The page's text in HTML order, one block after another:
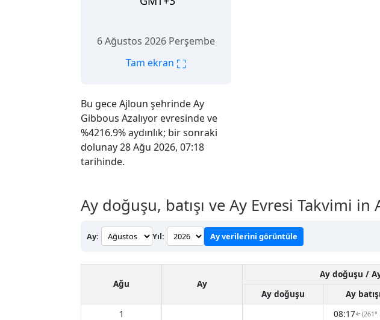
Bu gece Ajloun şehrinde Ay
Gibbous Azalıyor evresinde ve
%4216.9% aydınlık; bir sonraki
dolunay 28 Ağu 2026, 07:18
tarihinde.
6 Ağustos 2026 Perşembe
Tam ekran ⛶
Ay doğuşu, batışı ve Ay Evresi Takvimi
Ay: Yıl: Ay verilerini görüntüle
Ağu Ay
Ay doğuşu /
Ay doğuşu
Ay batışı
1
08:17↑(261°